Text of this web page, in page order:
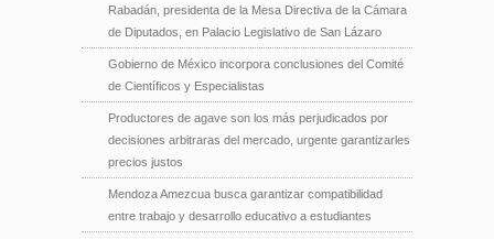
Rabadán, presidenta de la Mesa Directiva de la Cámara
de Diputados, en Palacio Legislativo de San Lázaro
Gobierno de México incorpora conclusiones del Comité
de Científicos y Especialistas
Productores de agave son los más perjudicados por
decisiones arbitraras del mercado, urgente garantizarles
precios justos
Mendoza Amezcua busca garantizar compatibilidad
entre trabajo y desarrollo educativo a estudiantes